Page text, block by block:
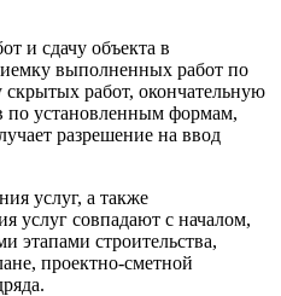
и сдачу объекта в
выполненных работ по
работ, окончательную
по установленным формам,
разрешение на ввод
услуг, а также
услуг совпадают с началом,
этапами строительства,
проектно-сметной